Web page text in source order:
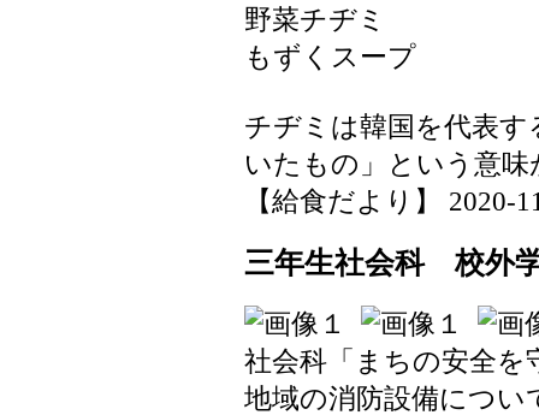
野菜チヂミ
もずくスープ
チヂミは韓国を代表
いたもの」という意
【給食だより】 2020-
三年生社会科 校外
社会科「まちの安全を
地域の消防設備につい